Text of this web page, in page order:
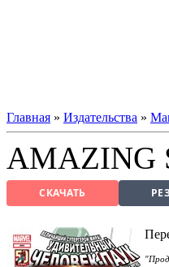
Главная » Издательства »
AMAZING
СКАЧАТЬ